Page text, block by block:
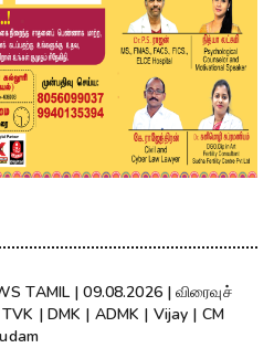
TAMIL | 09.08.2026 | விரைவுச்
| DMK | ADMK | Vijay | CM